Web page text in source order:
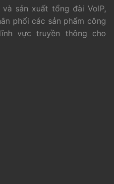
sản xuất tổng đài VoIP,
phối các sản phẩm công
vực truyền thông cho